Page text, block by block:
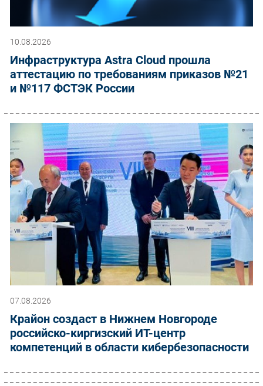
10.08.2026
Инфраструктура Astra Cloud прошла
аттестацию по требованиям приказов №21
и №117 ФСТЭК России
07.08.2026
Крайон создаст в Нижнем Новгороде
российско-киргизский ИТ-центр
компетенций в области кибербезопасности